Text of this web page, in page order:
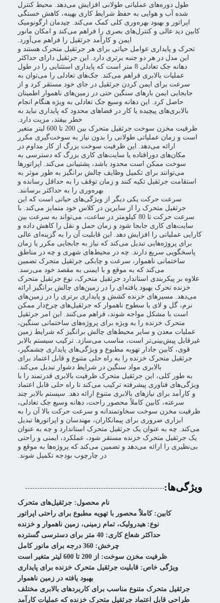
طول دوره‌های عملیاتی طولانی افزایش می‌دهد. محیط کنترل
شده آب و هوایی به حفظ شرایط کاری بهینه، کاهش خستگی
اپراتور و بهبود بهره‌وری کلی کمک می‌کند. چیدمان ارگونومیک
کابین دید عالی و کنترل‌های بصری را فراهم می‌کند و امکان مانور
ایمن و کارآمد جرثقیل را فراهم می‌آورد.
تحرک و پایداری عوامل حیاتی برای هر جرثقیل متحرک هستند و
این مدل در هر دو جنبه برتری دارد. این جرثقیل دارای حداکثر
دهانه جک تعادلی 8 متر است که پایداری استثنایی را در طول
عملیات بالابری فراهم می‌کند. جک‌های تعادلی را می‌توان به
سرعت برای ایمن کردن جرثقیل در جای خود مستقر کرد و از
جابجایی ایمن بارهای سنگین حتی در زمین‌های ناهموار اطمینان
حاصل کرد. این دهانه وسیع جک تعادلی به ویژه هنگام انجام
بالابری‌های پیچیده یا کار در فضاهای محدود که پایداری نباید به
خطر بیفتد، مزیت دارد.
ظرفیت مخزن سوخت جرثقیل متحرک بین 200 تا 600 لیتر متغیر
است و زمان عملیاتی طولانی را بدون نیاز به سوخت‌گیری مکرر
ارائه می‌دهد. این ظرفیت سوخت بزرگ از کار مداوم در
مکان‌های دورافتاده یا سایت‌های کاری بزرگ که دسترسی به
سوخت ممکن است محدود باشد، پشتیبانی می‌کند. اپراتورها
می‌توانند برای تکمیل وظایف چالش برانگیز به طور موثر به
استقامت جرثقیل تکیه کنند و زمان توقف را به حداقل رسانده و
بهره‌وری را به حداکثر برسانند.
سرعت حرکت یکی دیگر از ویژگی‌های حیاتی است که این
جرثقیل متحرک را از سایرین در کلاس خود متمایز می‌کند. با
سرعت حرکت تا 80 کیلومتر در ساعت، می‌تواند به سرعت بین
سایت‌های کاری جابجا شود و زمان حمل و نقل را کاهش داده و
کارایی عملیاتی را افزایش دهد. این قابلیت آن را به گزینه‌ای عالی
برای پروژه‌هایی تبدیل می‌کند که نیاز به جابجایی مکرر یا زمان
پاسخگویی سریع دارند. چه در محیط‌های شهری و چه در مناطق
ساختمانی ناهموار، سرعت و چابکی جرثقیل متحرک تضمین
می‌کند که به موقع و با ایمنی به مقصد خود می‌رسد.
علاوه بر پیکربندی استاندارد جرثقیل متحرک، نوع جرثقیل متحرک
خزنده تحرک بهبود یافته‌ای را در زمین‌های چالش برانگیز ارائه
می‌دهد. مسیرهای خزنده کشش و پایداری برتری را در زمین‌های
نرم، گل و لای یا سطوح ناهموار که جرثقیل‌های چرخ‌دار ممکن
است با مشکل مواجه شوند، فراهم می‌کنند. این امر جرثقیل
متحرک خزنده را به ویژه برای پروژه‌های ساختمانی سنگین،
عملیات معدن و سایر محیط‌های چالش برانگیز که شرایط زمین
غیرقابل پیش‌بینی‌تر است، مناسب می‌سازد. ترکیب سیستم بالابر
قوی، کابین جادار تهویه مطبوع و ویژگی‌های پایداری چشمگیر،
جرثقیل متحرک خزنده را به راه حلی متنوع و قابل اعتماد برای
بالابری مواد سنگین در شرایط دشوار تبدیل می‌کند.
به طور کلی، این جرثقیل متحرک ظرفیت بالابری قدرتمند را با
ویژگی‌های فناوری پیشرفته ترکیب می‌کند تا راه حلی قابل اعتماد
و کارآمد برای نیازهای بالابری متنوع ارائه دهد. سیستم بالابر چند
سرعته، کابین کاملاً محصور راحت، دهانه وسیع جک تعادلی،
ظرفیت مخزن سوخت سخاوتمندانه و سرعت حرکت بالا آن را به
ابزاری ضروری برای پیمانکاران، مهندسان و اپراتورها تبدیل
می‌کند. چه به عنوان یک جرثقیل متحرک استاندارد و چه به عنوان
یک جرثقیل متحرک خزنده مستقر شود، عملکرد، ایمنی و راحتی
بی‌نظیری را ارائه می‌دهد و تضمین می‌کند که پروژه‌ها به موقع و
در چارچوب بودجه تکمیل شوند.
ویژگی‌ها:
نام محصول: جرثقیل‌های متحرک
کابین: کاملاً محصور با تهویه مطبوع برای راحتی اپراتور
نوع: هیدرولیک، تمام زمینی، زمین ناهموار و خزنده
حداکثر شعاع کاری: 40 متر برای دسترسی گسترده
چرخش: 360 درجه برای مانور کامل
ظرفیت مخزن سوخت: از 200 تا 600 لیتر متغیر است
ویژگی خاص: قابلیت جرثقیل متحرک خزنده برای پایداری
بهبود یافته در زمین ناهموار
جرثقیل متحرک متنوع مناسب برای کاربردهای بالابری مختلف
طراحی قابل اعتماد جرثقیل متحرک خزنده که عملیات کارآمد